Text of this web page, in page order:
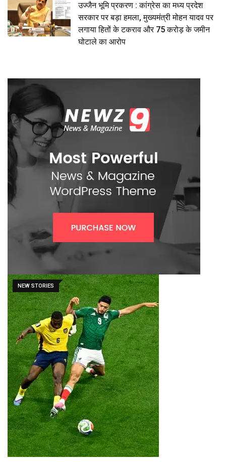
उज्जैन भूमि प्रकरण : कांग्रेस का मध्य प्रदेश
सरकार पर बड़ा हमला, मुख्यमंत्री मोहन यादव पर
लगाया हितों के टकराव और 75 करोड़ के जमीन
घोटाले का आरोप
NEW STORIES